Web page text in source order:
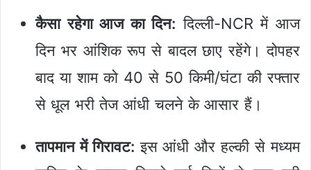
कैसा रहेगा आज का दिन: दिल्ली-NCR में आज
दिन भर आंशिक रूप से बादल छाए रहेंगे। दोपहर
बाद या शाम को 40 से 50 किमी/घंटा की रफ्तार
से धूल भरी तेज आंधी चलने के आसार हैं।
तापमान में गिरावट: इस आंधी और हल्की से मध्यम